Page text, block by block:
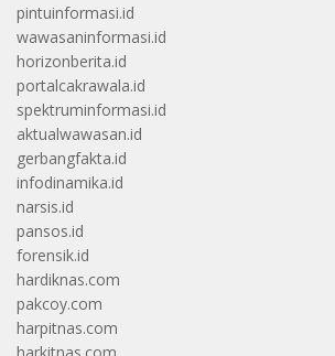
pintuinformasi.id
wawasaninformasi.id
horizonberita.id
portalcakrawala.id
spektruminformasi.id
aktualwawasan.id
gerbangfakta.id
infodinamika.id
narsis.id
pansos.id
forensik.id
hardiknas.com
pakcoy.com
harpitnas.com